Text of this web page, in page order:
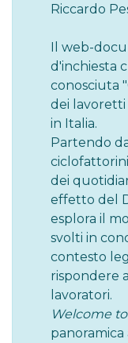
Riccardo
Il web-
d'inchiesta
conosciuta
dei
in Italia.
Partendo
dei
effetto del
esplora il
svolti in
contesto
rispondere
lavoratori.
Welcome